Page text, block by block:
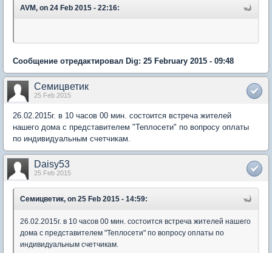
AVM, on 24 Feb 2015 - 22:16:
Сообщение отредактировал Dig: 25 February 2015 - 09:48
Семицветик
25 Feb 2015
26.02.2015г. в 10 часов 00 мин. состоится встреча жителей
нашего дома с представителем "Теплосети" по вопросу оплаты
по индивидуальным счетчикам.
Daisy53
25 Feb 2015
Семицветик, on 25 Feb 2015 - 14:59:
26.02.2015г. в 10 часов 00 мин. состоится встреча жителей нашего
дома с представителем "Теплосети" по вопросу оплаты по
индивидуальным счетчикам.